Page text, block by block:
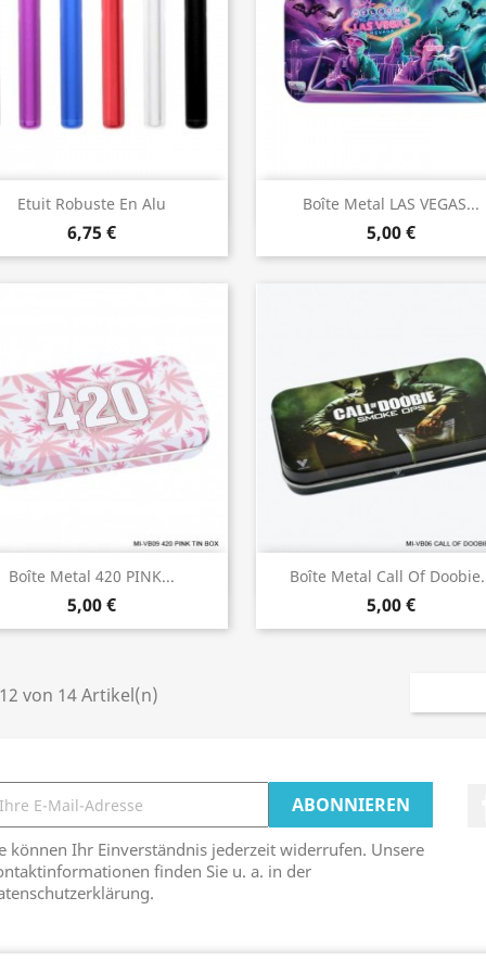
Etuit Robuste En Alu
6,75 €
Vorschau Boîte Metal LAS VEGAS...
5,00 €
Vorschau
Boîte Metal 420 PINK...
5,00 €
Vorschau Boîte Metal Call Of
5,00 €
Vorschau
von 14 Artikel(n)
können Ihr Einverständnis jederzeit widerrufen. Unsere
finden Sie u. a. in der